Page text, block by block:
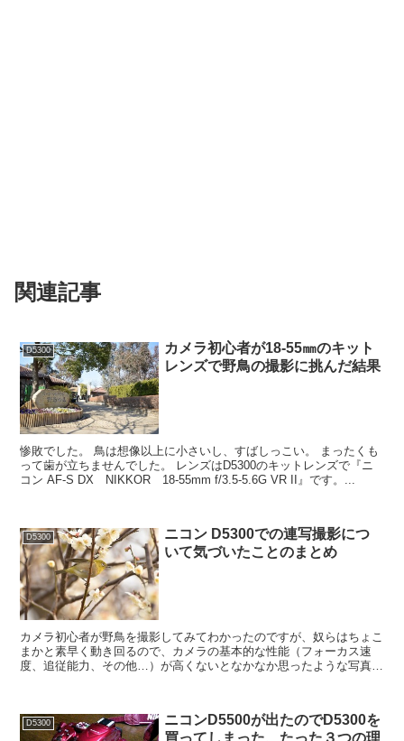
関連記事
D5300
カメラ初心者が18-55㎜のキット
レンズで野鳥の撮影に挑んだ結果
惨敗でした。 鳥は想像以上に小さいし、すばしっこい。 まったくも
って歯が立ちませんでした。 レンズはD5300のキットレンズで『ニ
コン AF-S DX NIKKOR 18-55mm f/3.5-5.6G VR II』です。...
D5300
ニコン D5300での連写撮影につ
いて気づいたことのまとめ
カメラ初心者が野鳥を撮影してみてわかったのですが、奴らはちょこ
まかと素早く動き回るので、カメラの基本的な性能（フォーカス速
度、追従能力、その他…）が高くないとなかなか思ったような写真が
D5300
ニコンD5500が出たのでD5300を